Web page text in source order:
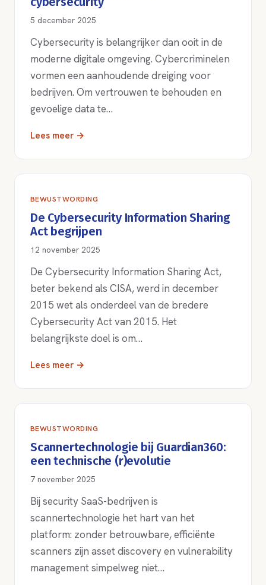
5 december 2025
Cybersecurity is belangrijker dan ooit in de
moderne digitale omgeving. Cybercriminelen
vormen een aanhoudende dreiging voor
bedrijven. Om vertrouwen te behouden en
gevoelige data te…
Lees meer →
BEWUSTWORDING
De Cybersecurity Information Sharing
Act begrijpen
12 november 2025
De Cybersecurity Information Sharing Act,
beter bekend als CISA, werd in december
2015 wet als onderdeel van de bredere
Cybersecurity Act van 2015. Het
belangrijkste doel is om…
Lees meer →
BEWUSTWORDING
Scannertechnologie bij Guardian360:
een technische (r)evolutie
7 november 2025
Bij security SaaS-bedrijven is
scannertechnologie het hart van het
platform: zonder betrouwbare, efficiënte
scanners zijn asset discovery en vulnerability
management simpelweg niet…